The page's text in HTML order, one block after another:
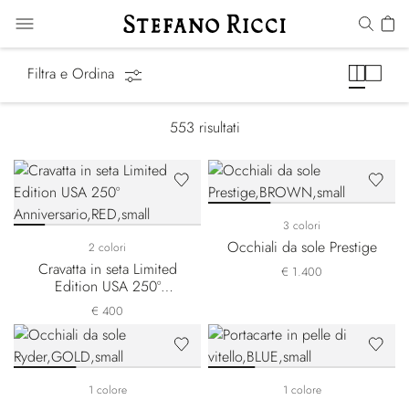
Filtra e Ordina
553 risultati
2 colori
Cravatta in seta Limited
Edition USA 250º
Anniversario
€ 400
3 colori
Occhiali da sole Prestige
€ 1.400
1 colore 1 colore